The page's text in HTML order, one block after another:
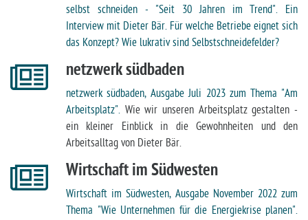
selbst schneiden - "Seit 30 Jahren im Trend". Ein
Interview mit Dieter Bär. Für welche Betriebe eignet sich
das Konzept? Wie lukrativ sind Selbstschneidefelder?
netzwerk südbaden
netzwerk südbaden, Ausgabe Juli 2023 zum Thema "Am
Arbeitsplatz". Wie wir unseren Arbeitsplatz gestalten -
ein kleiner Einblick in die Gewohnheiten und den
Arbeitsalltag von Dieter Bär.
Wirtschaft im Südwesten
Wirtschaft im Südwesten, Ausgabe November 2022 zum
Thema "Wie Unternehmen für die Energiekrise planen".